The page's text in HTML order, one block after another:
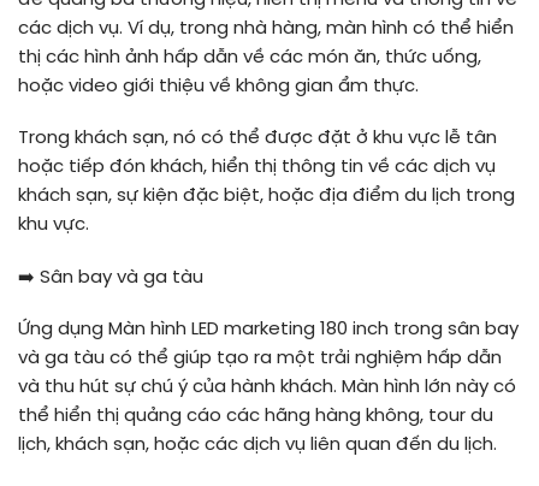
các dịch vụ. Ví dụ, trong nhà hàng, màn hình có thể hiển
thị các hình ảnh hấp dẫn về các món ăn, thức uống,
hoặc video giới thiệu về không gian ẩm thực.
Trong khách sạn, nó có thể được đặt ở khu vực lễ tân
hoặc tiếp đón khách, hiển thị thông tin về các dịch vụ
khách sạn, sự kiện đặc biệt, hoặc địa điểm du lịch trong
khu vực.
➡️ Sân bay và ga tàu
Ứng dụng Màn hình LED marketing 180 inch trong sân bay
và ga tàu có thể giúp tạo ra một trải nghiệm hấp dẫn
và thu hút sự chú ý của hành khách. Màn hình lớn này có
thể hiển thị quảng cáo các hãng hàng không, tour du
lịch, khách sạn, hoặc các dịch vụ liên quan đến du lịch.